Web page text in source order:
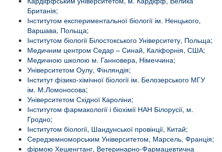
Британія;
Інститутом експериментальної біології ім. Ненцького,
Варшава, Польща;
Інститутом біології Білостокського Університету, Польща;
Медичним центром Седар – Синай, Каліфорнія, США;
Медичною школою м. Ганновера, Німеччина;
Університетом Оулу, Фінляндія;
Інститут фізико-хімічної біології ім. Белозерського МГУ
ім. М.Ломоносова;
Університетом Східної Кароліни;
Інститутом фармакології і біохімії НАН Білорусії, м.
Гродно;
Інститутом біології, Шандунської провінції, Китай;
Середземноморським Університетом, Марсель, Франція;
фірмою Хешенгтанг, Ветеринарно-Фармацевтична